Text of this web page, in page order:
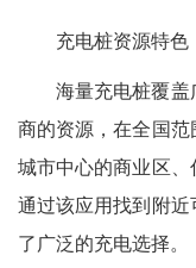
充电桩资源特色
海量充电桩覆
商的资源，在全国
城市中心的商业区
通过该应用找到附
了广泛的充电选择。